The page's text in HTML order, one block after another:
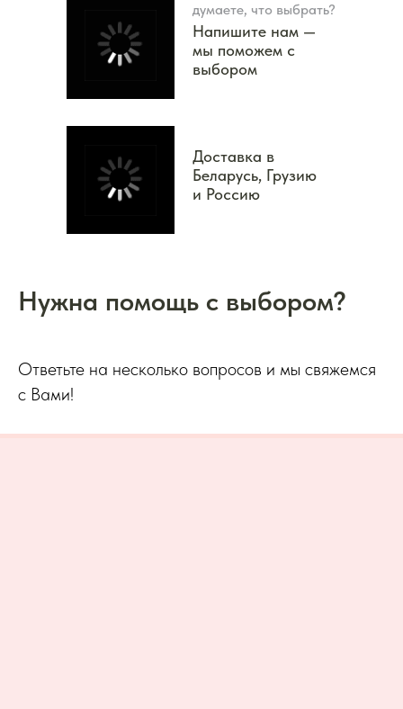
думаете, что выбрать?
Напишите нам —
мы поможем с
выбором
Доставка в
Беларусь, Грузию
и Россию
Нужна помощь с выбором?
Ответьте на несколько вопросов и мы свяжемся
с Вами!